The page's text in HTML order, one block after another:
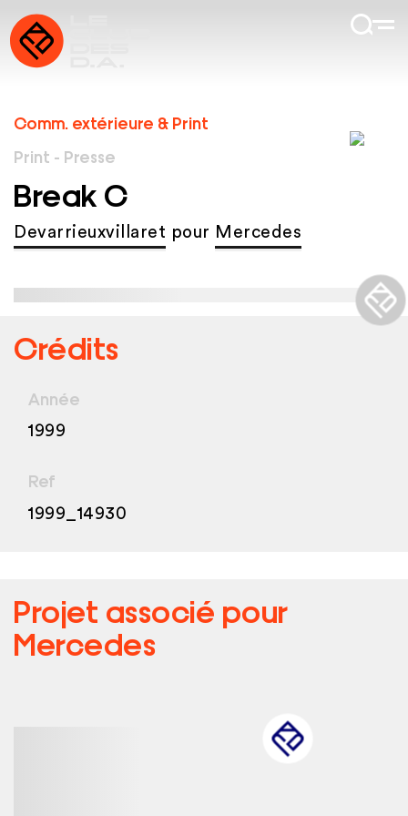
Comm. extérieure & Print
Print - Presse
Break C
Devarrieuxvillaret pour Mercedes
Crédits
Année
1999
Ref
1999_14930
Projet associé pour
Mercedes